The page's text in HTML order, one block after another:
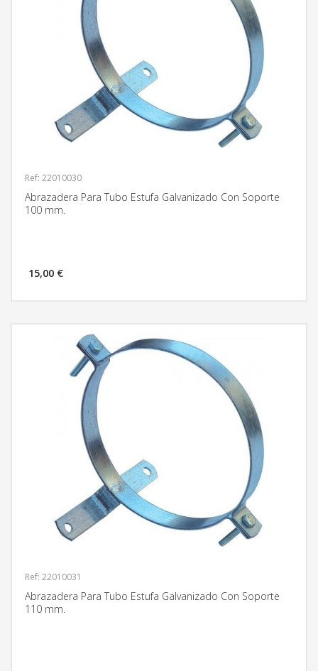
Ref: 22010030
Abrazadera Para Tubo Estufa Galvanizado Con Soporte
100 mm.
15,00 €
Ref: 22010031
Abrazadera Para Tubo Estufa Galvanizado Con Soporte
110 mm.